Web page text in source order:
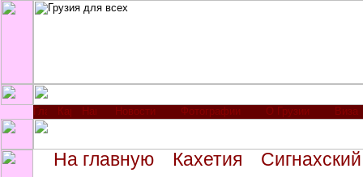
Новости Фотографии О Грузии Виза
На главную Кахетия